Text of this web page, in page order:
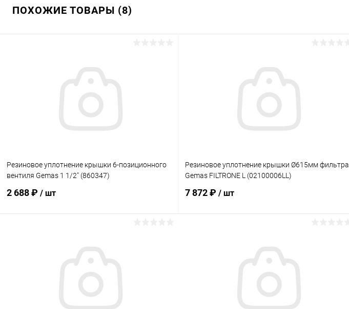
ПОХОЖИЕ ТОВАРЫ (8)
Резиновое уплотнение крышки 6-позиционного
вентиля Gemas 1 1/2" (860347)
2 688 ₽ / шт
Резиновое уплотнение крышки Ø615мм фильтра
Gemas FILTRONE L (02100006LL)
7 872 ₽ / шт